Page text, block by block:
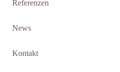
Referenzen
News
Kontakt